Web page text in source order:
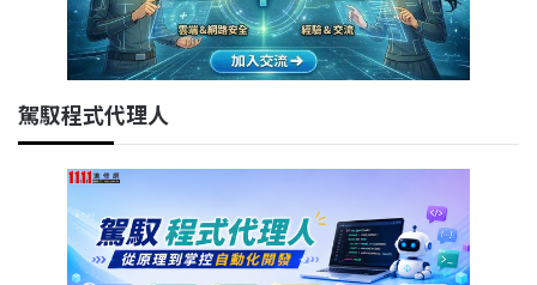
駕馭程式代理人